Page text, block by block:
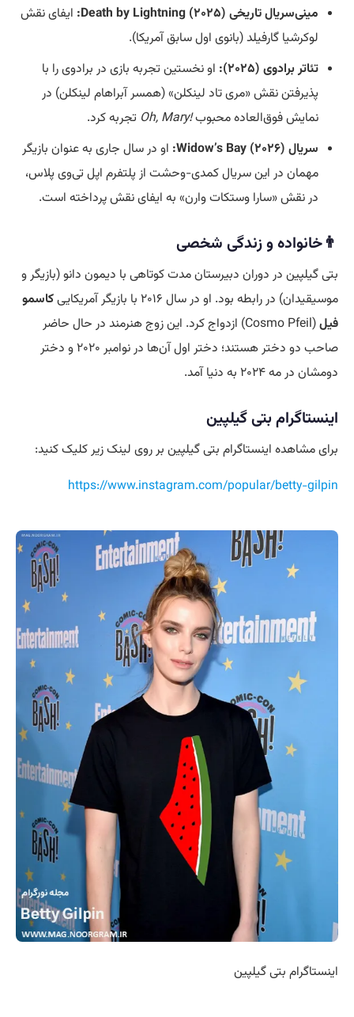
مینی‌سریال تاریخی Death by Lightning (۲۰۲۵):
ایفای نقش
لوکرشیا گارفیلد (بانوی اول سابق آمریکا).
تئاتر برادوی (۲۰۲۵):
او نخستین تجربه بازی در برادوی را با
پذیرفتن نقش «مری تاد لینکلن» (همسر آبراهام لینکلن) در
نمایش فوق‌العاده محبوب!Oh, Mary
تجربه کرد.
سریال Widow’s Bay (۲۰۲۶):
او در سال جاری به عنوان بازیگر
مهمان در این سریال کمدی-وحشت از پلتفرم اپل تی‌وی پلاس،
در نقش «سارا وستکات وارن» به ایفای نقش پرداخته است.
👨خانواده و زندگی شخصی
بتی گیلپین در دوران دبیرستان مدت کوتاهی با دیمون دانو (بازیگر و
موسیقیدان) در رابطه بود. او در سال ۲۰۱۶ با بازیگر آمریکایی
کاسمو
فیل
(Cosmo Pfeil) ازدواج کرد. این زوج هنرمند در حال حاضر
صاحب دو دختر هستند؛ دختر اول آن‌ها در نوامبر ۲۰۲۰ و دختر
دومشان در مه ۲۰۲۴ به دنیا آمد.
اینستاگرام بتی گیلپین
برای مشاهده اینستاگرام بتی گیلپین بر روی لینک زیر کلیک کنید:
https://www.instagram.com/popular/betty-gilpin
اینستاگرام بتی گیلپین